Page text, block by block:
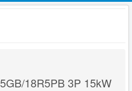
18R5PB 3P 15kW